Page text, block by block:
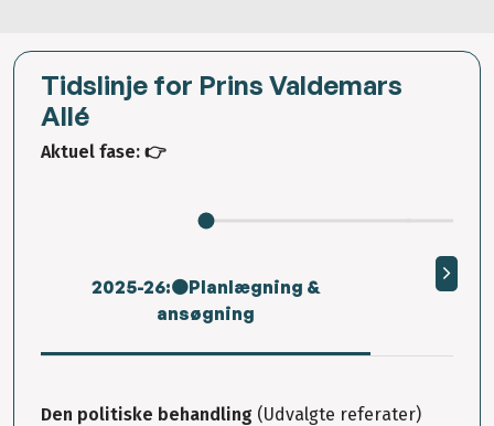
Tidslinje for Prins Valdemars
Allé
Aktuel fase: 👉
2025-26:🟠Planlægning &
ansøgning
🔵
Den politiske behandling (Udvalgte referater)